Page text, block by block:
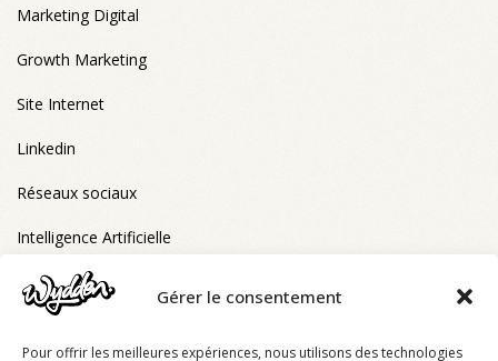
Gérer le consentement
Pour offrir les meilleures expériences, nous utilisons des technologies
Marketing Digital
Growth Marketing
Site Internet
Linkedin
Réseaux sociaux
Intelligence Artificielle
FORMATIONS ELIGIBLES CPF